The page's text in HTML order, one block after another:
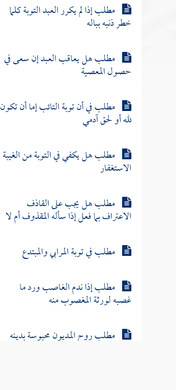
مطلب إذا لم يكرر العبد التوبة كلما
خطر ذنبه بباله
مطلب هل يعاقب العبد إن سعى في
حصول المعصية
مطلب في أن توبة التائب إما أن تكون
لله أو لحق آدمي
مطلب هل يكفي في التوبة من الغيبة
الاستغفار
مطلب هل يجب على القاذف
الاعتراف بما فعل إذا سأله المقذوف أم لا
مطلب في توبة المرابي والمبتدع
مطلب إذا ندم الغاصب ورد ما
غصبه لورثة المغصوب منه
مطلب روح المديون محبوسة بدينه